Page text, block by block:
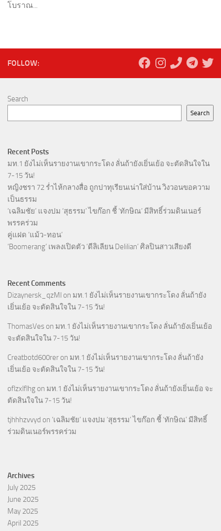
โบราณ...
FOLLOW:
Search
Search
Recent Posts
มท.1 ยังไม่เห็นรายงานเขากระโดง ลั่นถ้ายังเยิ่นเย้อ จะตัดสินใจใน
7-15 วัน!
หญิงชรา 72 ร่ำไห้กลางสื่อ ถูกปาทุเรียนเน่าใส่บ้าน วิงวอนขอความ
เป็นธรรม
‘เฉลิมชัย’ แจงปม ‘สุธรรม’ ไขก๊อก ชี้ ‘ทักษิณ’ มีสิทธิ์ร่วมดินเนอร์
พรรคร่วม
คู่แฝด ‘แม้ว-ทอน’
‘Boomerang’ เพลงเปิดตัว ‘ดีลิเลียน Delilian’ ศิลปินสาวเสียงดี
Recent Comments
Dizaynersk_qzMl on มท.1 ยังไม่เห็นรายงานเขากระโดง ลั่นถ้ายัง
เยิ่นเย้อ จะตัดสินใจใน 7-15 วัน!
ThomasVes on มท.1 ยังไม่เห็นรายงานเขากระโดง ลั่นถ้ายังเยิ่นเย้อ
จะตัดสินใจใน 7-15 วัน!
Creatbotd600rer on มท.1 ยังไม่เห็นรายงานเขากระโดง ลั่นถ้ายัง
เยิ่นเย้อ จะตัดสินใจใน 7-15 วัน!
oflzxlflhg on มท.1 ยังไม่เห็นรายงานเขากระโดง ลั่นถ้ายังเยิ่นเย้อ จะ
ตัดสินใจใน 7-15 วัน!
tjhhhzvvyd on ‘เฉลิมชัย’ แจงปม ‘สุธรรม’ ไขก๊อก ชี้ ‘ทักษิณ’ มีสิทธิ์
ร่วมดินเนอร์พรรคร่วม
Archives
July 2025
June 2025
May 2025
April 2025